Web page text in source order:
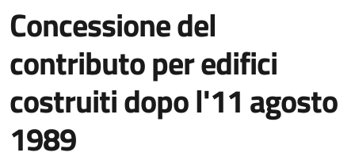
Concessione del
contributo per edifici
costruiti dopo l'11 agosto
1989